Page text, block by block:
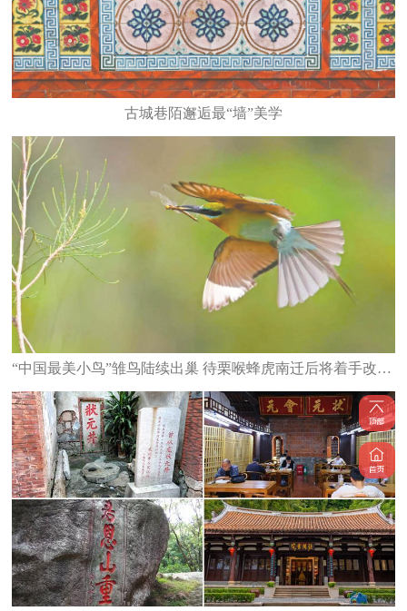
古城巷陌邂逅最“墙”美学
“中国最美小鸟”雏鸟陆续出巢 待栗喉蜂虎南迁后将着手改造栖息地